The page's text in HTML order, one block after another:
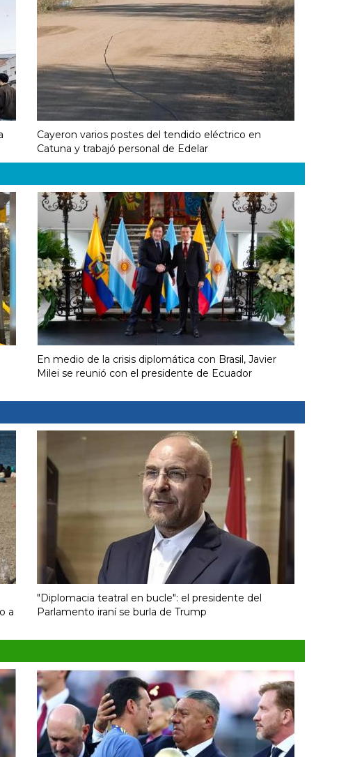
Cayeron varios postes del tendido eléctrico en
Catuna y trabajó personal de Edelar
En medio de la crisis diplomática con Brasil, Javier
Milei se reunió con el presidente de Ecuador
a
"Diplomacia teatral en bucle": el presidente del
Parlamento iraní se burla de Trump